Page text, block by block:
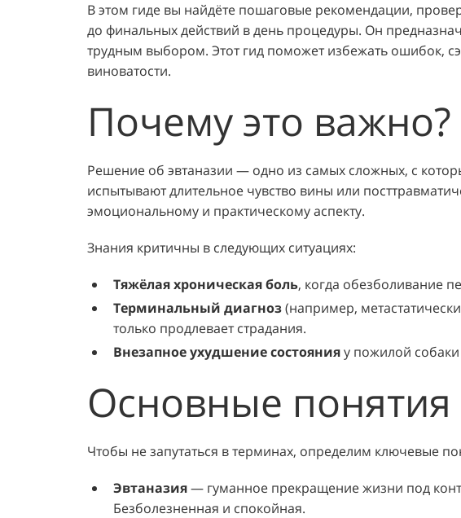
В этом гиде вы найдёте пошаговые рекомендации,
до финальных действий в день процедуры. Он
трудным выбором. Этот гид поможет избежать ошибок,
виноватости.
Почему это важно?
Решение об эвтаназии — одно из самых сложных, с
испытывают длительное чувство вины или
эмоциональному и практическому аспекту.
Знания критичны в следующих ситуациях:
Тяжёлая хроническая боль, когда обезболивание
Терминальный диагноз(например,
только продлевает страдания.
Внезапное ухудшение состоянияу пожилой
Основные
Чтобы не запутаться в терминах, определим ключевые
Эвтаназия— гуманное прекращение жизни под
Безболезненная и спокойная.